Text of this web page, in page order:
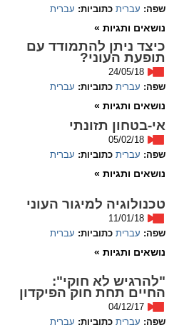
font_download
סימון קישורים
איפוס
flag
השארת
שפה: עברית כתוביות: עברית
נושאים ותגיות »
כיצד ניתן להתמודד עם
תופעת העוני?
24/05/18
שפה: עברית כתוביות: עברית
נושאים ותגיות »
אי-בטחון תזונתי
05/02/18
שפה: עברית כתוביות: עברית
נושאים ותגיות »
טכנולוגיה למיגור העוני
11/01/18
שפה: עברית כתוביות: עברית
נושאים ותגיות »
"להרגיש לא חוקי":
החיים תחת חוק הפיקדון
04/12/17
שפה: עברית כתוביות: עברית